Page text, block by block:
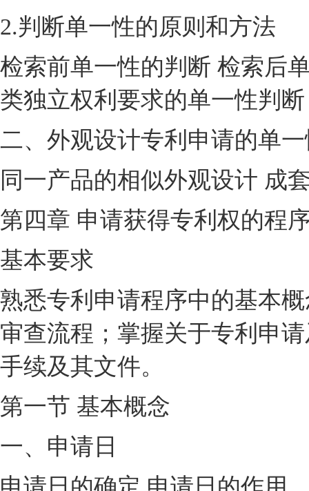
2.判断单一性的原则和方法
检索前单一性的判断 检索后
类独立权利要求的单一性判
二、外观设计专利申请的单
同一产品的相似外观设计 成
第四章 申请获得专利权的程
基本要求
熟悉专利申请程序中的基本
审查流程；掌握关于专利申
手续及其文件。
第一节 基本概念
一、申请日